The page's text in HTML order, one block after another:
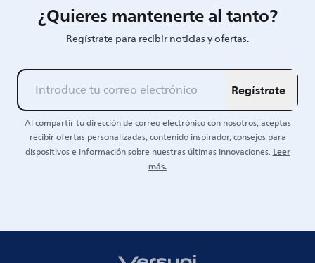
¿Quieres mantenerte al tanto?
Regístrate para recibir noticias y ofertas.
Regístrate
Al compartir tu dirección de correo electrónico con nosotros, aceptas
recibir ofertas personalizadas, contenido inspirador, consejos para
dispositivos e información sobre nuestras últimas innovaciones.Leer
más.